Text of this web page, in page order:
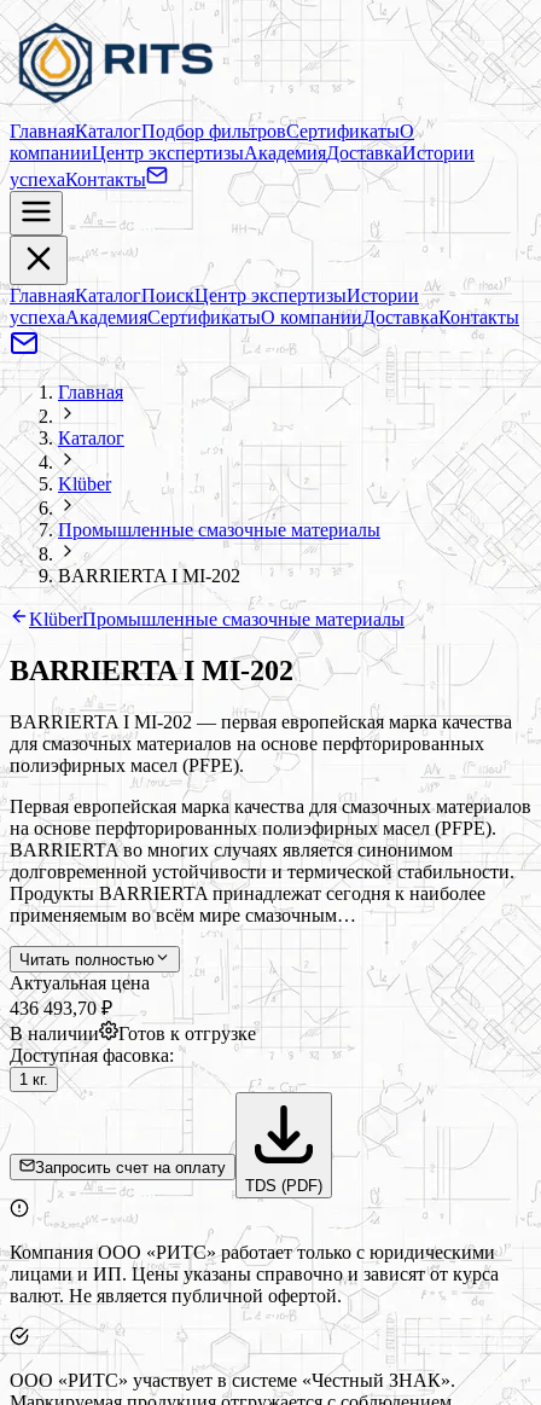
ГлавнаяКаталогПодбор фильтровСертификатыО
компанииЦентр экспертизыАкадемияДоставкаИстории
успехаКонтакты
ГлавнаяКаталогПоискЦентр экспертизыИстории
успехаАкадемияСертификатыО компанииДоставкаКонтакты
Главная
Каталог
Klüber
Промышленные смазочные материалы
BARRIERTA I MI-202
KlüberПромышленные смазочные материалы
BARRIERTA I MI-202
BARRIERTA I MI-202 — первая европейская марка качества
для смазочных материалов на основе перфторированных
полиэфирных масел (PFPE).
Первая европейская марка качества для смазочных материалов
на основе перфторированных полиэфирных масел (PFPE).
BARRIERTA во многих случаях является синонимом
долговременной устойчивости и термической стабильности.
Продукты BARRIERTA принадлежат сегодня к наиболее
применяемым во всём мире смазочным…
Читать полностью
Актуальная цена
436 493,70 ₽
В наличии
Готов к отгрузке
Доступная фасовка:
1 кг.
Запросить счет на оплату
TDS (PDF)
Компания ООО «РИТС» работает только с юридическими
лицами и ИП. Цены указаны справочно и зависят от курса
валют. Не является публичной офертой.
ООО «РИТС» участвует в системе «Честный ЗНАК».